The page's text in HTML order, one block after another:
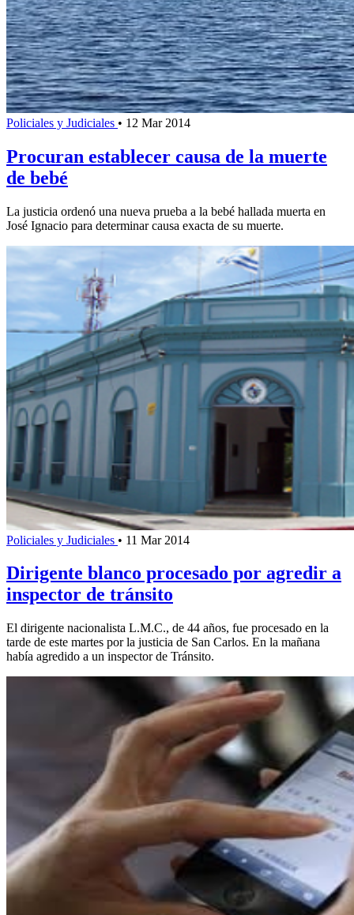
Policiales y Judiciales • 12 Mar 2014
Procuran establecer causa de la muerte
de bebé
La justicia ordenó una nueva prueba a la bebé hallada muerta en
José Ignacio para determinar causa exacta de su muerte.
Policiales y Judiciales • 11 Mar 2014
Dirigente blanco procesado por agredir a
inspector de tránsito
El dirigente nacionalista L.M.C., de 44 años, fue procesado en la
tarde de este martes por la justicia de San Carlos. En la mañana
había agredido a un inspector de Tránsito.